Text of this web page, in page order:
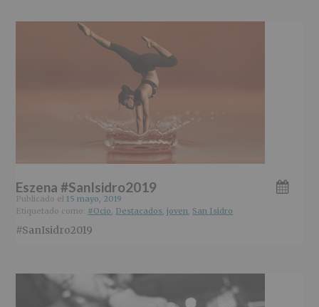
Eszena #SanIsidro2019
Publicado el15 mayo, 2019
Etiquetado como: #Ocio Destacados ,joven San Isidro
#SanIsidro2019